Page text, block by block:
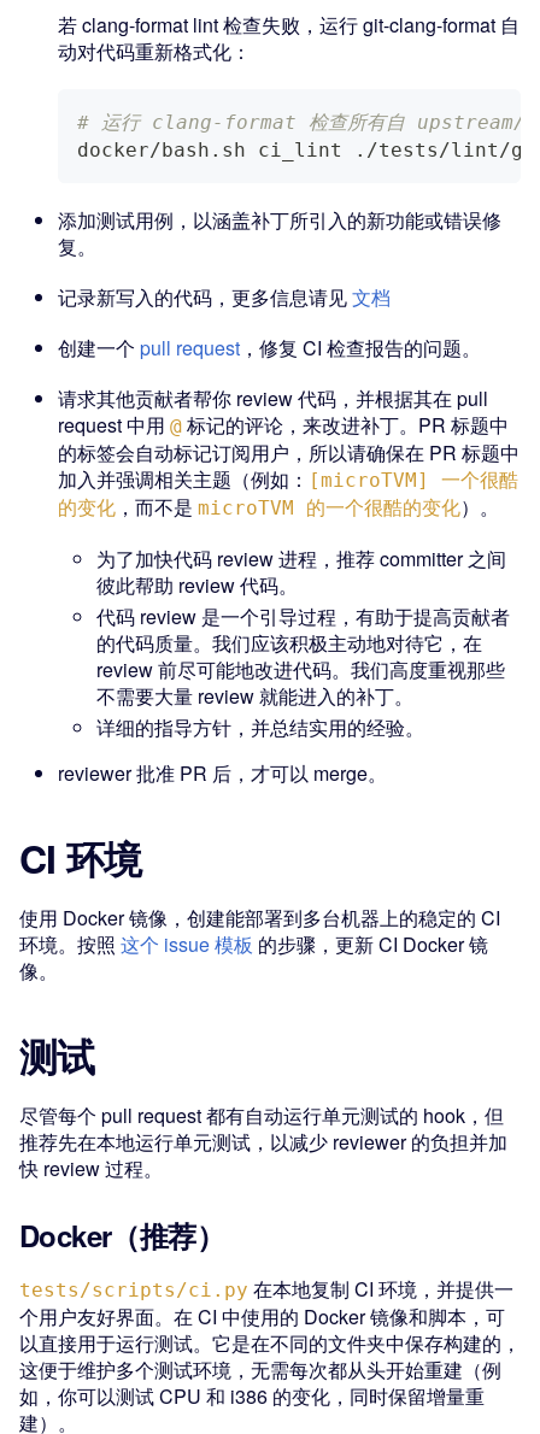
若 clang-format lint 检查失败，运行 git-clang-format 自
动对代码重新格式化：
# 运行 clang-format 检查所有自 upstream/
docker/bash.sh ci_lint ./tests/lint/git-
添加测试用例，以涵盖补丁所引入的新功能或错误修
复。
记录新写入的代码，更多信息请见文档
创建一个 pull request ，修复 CI 检查报告的问题。
请求其他贡献者帮你 review 代码，并根据其在 pull
request 中用 @ 标记的评论，来改进补丁。PR 标题中
的标签会自动标记订阅用户，所以请确保在 PR 标题中
加入并强调相关主题（例如： [microTVM] 一个很酷
的变化 ，而不是 microTVM 的一个很酷的变化）。
为了加快代码 review 进程，推荐 committer 之间
彼此帮助 review 代码。
代码 review 是一个引导过程，有助于提高贡献者
的代码质量。我们应该积极主动地对待它，在
review 前尽可能地改进代码。我们高度重视那些
不需要大量 review 就能进入的补丁。
详细的指导方针，并总结实用的经验。
reviewer 批准 PR 后，才可以 merge。
CI 环境
使用 Docker 镜像，创建能部署到多台机器上的稳定的 CI
环境。按照 这个 issue 模板 的步骤，更新 CI Docker 镜
像。
测试
尽管每个 pull request 都有自动运行单元测试的 hook，但
推荐先在本地运行单元测试，以减少 reviewer 的负担并加
快 review 过程。
Docker（推荐）
tests/scripts/ci.py 在本地复制 CI 环境，并提供一
个用户友好界面。在 CI 中使用的 Docker 镜像和脚本，可
以直接用于运行测试。它是在不同的文件夹中保存构建的，
这便于维护多个测试环境，无需每次都从头开始重建（例
如，你可以测试 CPU 和 i386 的变化，同时保留增量重
建）。